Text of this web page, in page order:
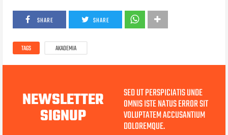
SHARE SHARE
TAGS AKADEMIA
NEWSLETTER
SIGNUP
SED UT PERSPICIATIS UNDE
OMNIS ISTE NATUS ERROR SIT
VOLUPTATEM ACCUSANTIUM
DOLOREMQUE.